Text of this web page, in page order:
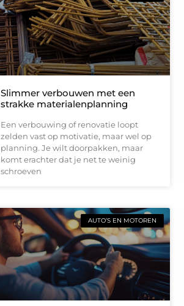
Slimmer verbouwen met een
strakke materialenplanning
Een verbouwing of renovatie loopt
zelden vast op motivatie, maar wel op
planning. Je wilt doorpakken, maar
komt erachter dat je net te weinig
schroeven
AUTO’S EN MOTOREN